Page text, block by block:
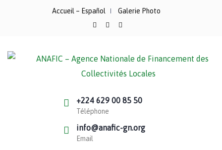
Accueil – Español Galerie Photo
+224 629 00 85 50
Téléphone
info@anafic-gn.org
Email